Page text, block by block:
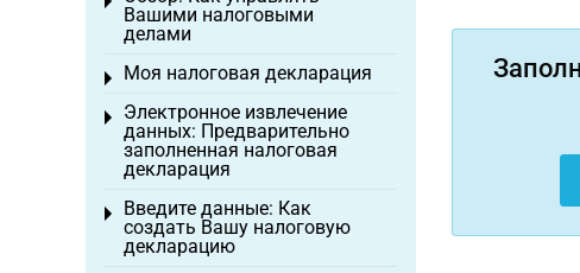
Вашими налоговыми
делами
Моя налоговая декларация
Toggle menu
Электронное извлечение
данных: Предварительно
заполненная налоговая
декларация
Toggle menu
Введите данные: Как
создать Вашу налоговую
декларацию
Toggle menu